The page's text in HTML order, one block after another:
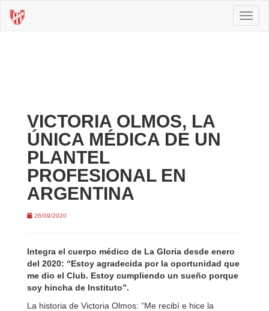
VICTORIA OLMOS, LA
ÚNICA MÉDICA DE UN
PLANTEL
PROFESIONAL EN
ARGENTINA
26/09/2020
Integra el cuerpo médico de La Gloria desde enero
del 2020: “Estoy agradecida por la oportunidad que
me dio el Club. Estoy cumpliendo un sueño porque
soy hincha de Instituto”.
La historia de Victoria Olmos: “Me recibí e hice la